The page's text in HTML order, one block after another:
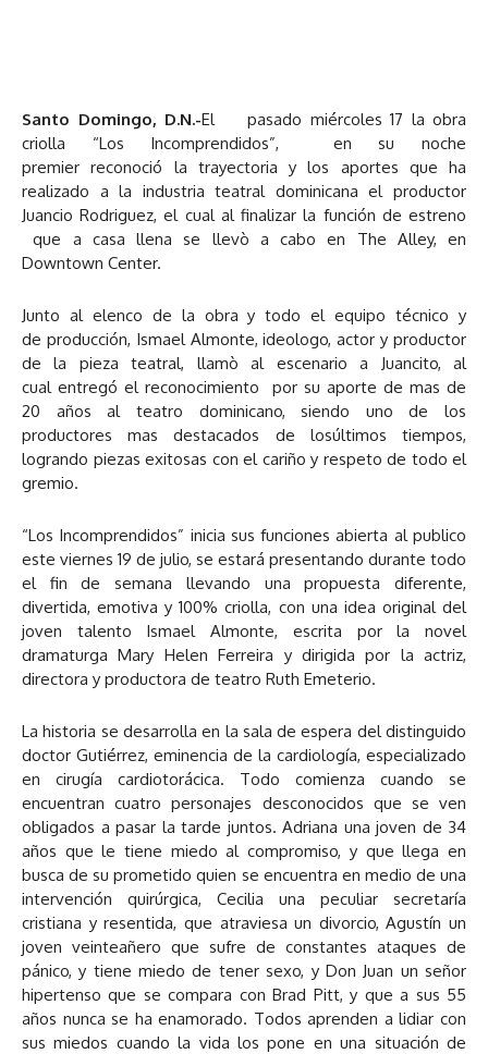
Santo Domingo, D.N.-El pasado miércoles 17 la obra
criolla “Los Incomprendidos”, en su noche
premier reconoció la trayectoria y los aportes que ha
realizado a la industria teatral dominicana el productor
Juancio Rodriguez, el cual al finalizar la función de estreno
que a casa llena se llevò a cabo en The Alley, en
Downtown Center.
Junto al elenco de la obra y todo el equipo técnico y
de producción, Ismael Almonte, ideologo, actor y productor
de la pieza teatral, llamò al escenario a Juancito, al
cual entregó el reconocimiento por su aporte de mas de
20 años al teatro dominicano, siendo uno de los
productores mas destacados de losúltimos tiempos,
logrando piezas exitosas con el cariño y respeto de todo el
gremio.
“Los Incomprendidos” inicia sus funciones abierta al publico
este viernes 19 de julio, se estará presentando durante todo
el fin de semana llevando una propuesta diferente,
divertida, emotiva y 100% criolla, con una idea original del
joven talento Ismael Almonte, escrita por la novel
dramaturga Mary Helen Ferreira y dirigida por la actriz,
directora y productora de teatro Ruth Emeterio.
La historia se desarrolla en la sala de espera del distinguido
doctor Gutiérrez, eminencia de la cardiología, especializado
en cirugía cardiotorácica. Todo comienza cuando se
encuentran cuatro personajes desconocidos que se ven
obligados a pasar la tarde juntos. Adriana una joven de 34
años que le tiene miedo al compromiso, y que llega en
busca de su prometido quien se encuentra en medio de una
intervención quirúrgica, Cecilia una peculiar secretaría
cristiana y resentida, que atraviesa un divorcio, Agustín un
joven veinteañero que sufre de constantes ataques de
pánico, y tiene miedo de tener sexo, y Don Juan un señor
hipertenso que se compara con Brad Pitt, y que a sus 55
años nunca se ha enamorado. Todos aprenden a lidiar con
sus miedos cuando la vida los pone en una situación de